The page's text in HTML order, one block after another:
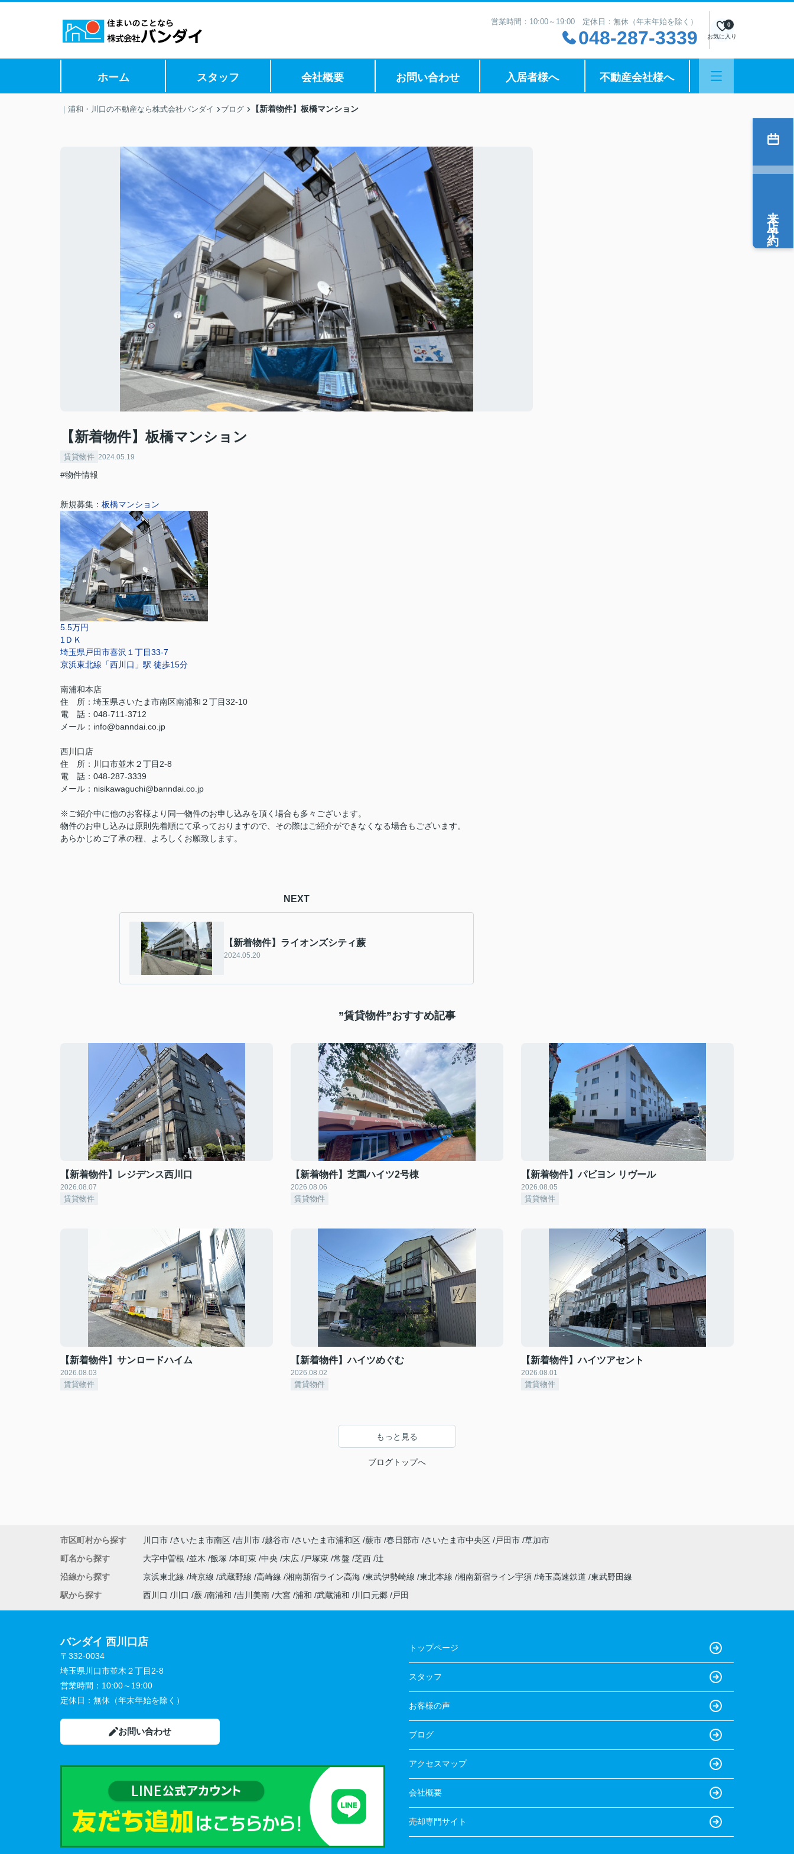
営業時間：10:00～19:00 定休日：無休（年末年始を除く）
048-287-3339 お気に入り
0
ホーム スタッフ 会社概要 お問い合わせ 入居者様へ 不動産会社様へ
｜浦和・川口の不動産なら株式会社バンダイ ブログ 【新着物件】板橋マンション
【新着物件】板橋マンション
賃貸物件 2024.05.19
#物件情報
新規募集： 板橋マンション
5.5万円
1ＤＫ
埼玉県戸田市喜沢１丁目33-7
京浜東北線「西川口」駅 徒歩15分
南浦和本店
住 所： 埼玉県さいたま市南区南浦和２丁目32-10
電 話：048-711-3712
メール： info@banndai.co.jp
西川口店
住 所： 川口市並木２丁目2-8
電 話：048-287-3339
メール ： nisikawaguchi@banndai.co.jp
※ご紹介中に他のお客様より同一物件のお申し込みを頂く場合も多々ございます。
物件のお申し込みは原則先着順にて承っておりますので、その際はご紹介ができなくなる場合もございます。
あらかじめご了承の程、よろしくお願致します。
NEXT
【新着物件】ライオンズシティ蕨
2024.05.20
”賃貸物件”おすすめ記事
【新着物件】レジデンス西川口
2026.08.07
賃貸物件
【新着物件】芝園ハイツ2号棟
2026.08.06
賃貸物件
【新着物件】パビヨン リヴール
2026.08.05
賃貸物件
【新着物件】サンロードハイム
2026.08.03
賃貸物件
【新着物件】ハイツめぐむ
2026.08.02
賃貸物件
【新着物件】ハイツアセント
2026.08.01
賃貸物件
もっと見る
ブログトップへ
来店予約
市区町村から探す 川口市 さいたま市南区 吉川市 越谷市 さいたま市浦和区 蕨市 春日部市 さいたま市中央区 戸田市 草加市
町名から探す
大字中曽根 並木 飯塚 本町東 中央 末広 戸塚東 常盤 芝西 辻
沿線から探す
京浜東北線 埼京線 武蔵野線 高崎線 湘南新宿ライン高海 東武伊勢崎線 東北本線 湘南新宿ライン宇須 埼玉高速鉄道 東武野田線
駅から探す
西川口 川口 蕨 南浦和 吉川美南 大宮 浦和 武蔵浦和 川口元郷 戸田
バンダイ 西川口店
〒332-0034
埼玉県川口市並木２丁目2-8
営業時間： 10:00～19:00
定休日： 無休（年末年始を除く）
お問い合わせ
トップページ
スタッフ
お客様の声
ブログ
アクセスマップ
会社概要
売却専門サイト